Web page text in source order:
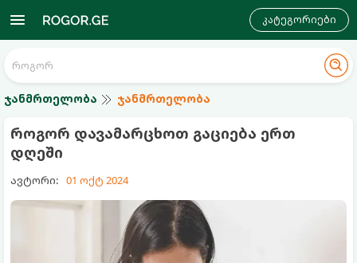
კატეგორიები
ჯანმრთელობა ჯანმრთელობა
როგორ დავამარცხოთ გაციება ერთ
დღეში
ავტორი: 01 ოქტ 2024